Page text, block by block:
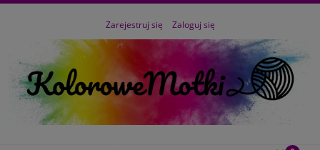
Zarejestruj się Zaloguj się